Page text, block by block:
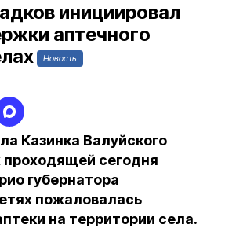
инициировал
аптечного
Новость
Казинка Валуйского
проходящей сегодня
губернатора
пожаловалась
на территории села.